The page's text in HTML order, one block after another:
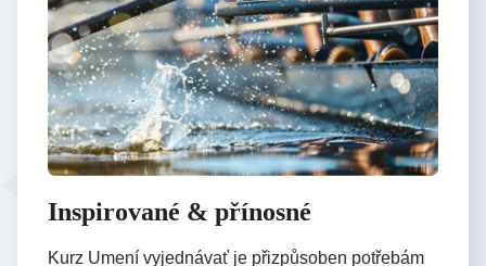
Inspirované & přínosné
Kurz Umení vyjednávať je přizpůsoben potřebám